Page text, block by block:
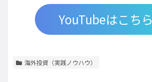
YouTubeはこちら
海外投資（実践ノウハウ）